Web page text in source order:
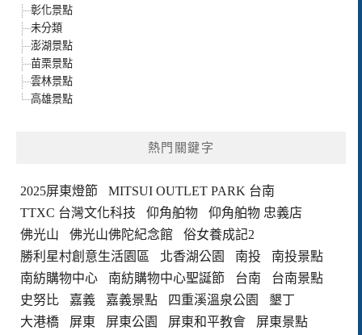
彰化景點
未分類
澎湖景點
苗栗景點
雲林景點
高雄景點
熱門關鍵字
2025屏東燈節
MITSUI OUTLET PARK 台南
TTXC 台灣文化科技
仰角舶物
仰角舶物 忠義店
佛光山
佛光山佛陀紀念館
俗女養成記2
勝利星村創意生活園區
北香湖公園 南投
南投景點
南紡購物中心
南紡購物中心聖誕節 台南
台南景點
史努比
嘉義 嘉義景點 四重溪溫泉公園
墾丁
大港橋
屏東 屏東公園 屏東和平教會
屏東景點